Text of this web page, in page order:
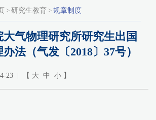
> 研究生教育 > 规章制度
大气物理研究所研究生出国
办法（气发〔2018〕37号）
23 | 【 大 中 小 】